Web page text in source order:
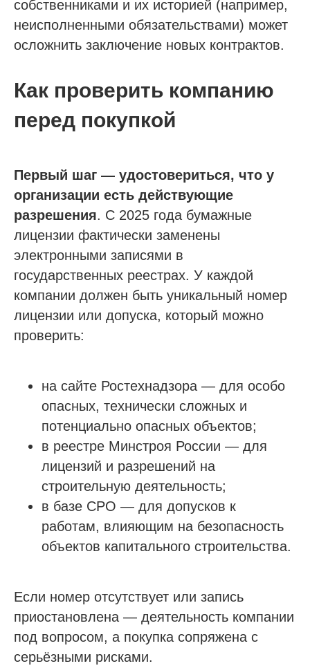
собственниками и их историей (например,
неисполненными обязательствами) может
осложнить заключение новых контрактов.
Как проверить компанию
перед покупкой
Первый шаг — удостовериться, что у
организации есть действующие
разрешения. С 2025 года бумажные
лицензии фактически заменены
электронными записями в
государственных реестрах. У каждой
компании должен быть уникальный номер
лицензии или допуска, который можно
проверить:
на сайте Ростехнадзора — для особо
опасных, технически сложных и
потенциально опасных объектов;
в реестре Минстроя России — для
лицензий и разрешений на
строительную деятельность;
в базе СРО — для допусков к
работам, влияющим на безопасность
объектов капитального строительства.
Если номер отсутствует или запись
приостановлена — деятельность компании
под вопросом, а покупка сопряжена с
серьёзными рисками.